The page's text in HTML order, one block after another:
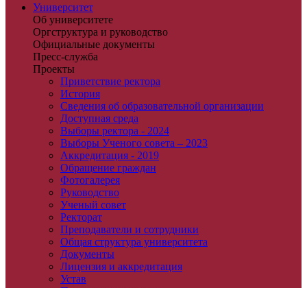
Университет
Об университете
Оргструктура и руководство
Официальные документы
Пресс-служба
Проекты
Приветствие ректора
История
Сведения об образовательной организации
Доступная среда
Выборы ректора - 2024
Выборы Ученого совета – 2023
Аккредитация - 2019
Обращение граждан
Фотогалерея
Руководство
Ученый совет
Ректорат
Преподаватели и сотрудники
Общая структура университета
Документы
Лицензия и аккредитация
Устав